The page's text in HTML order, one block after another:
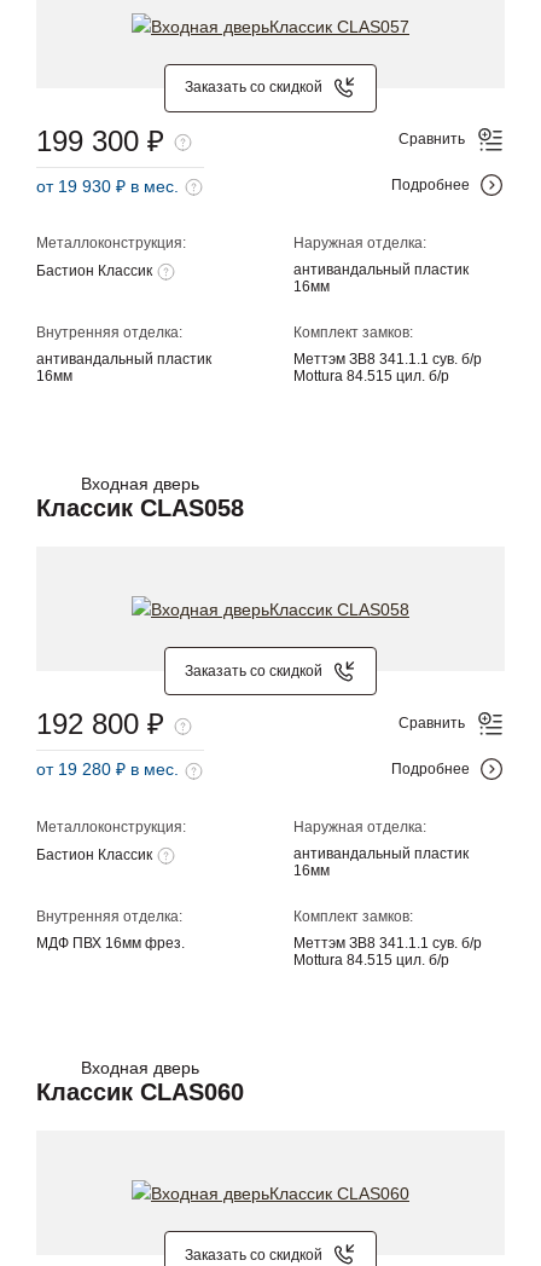
Заказать со скидкой
Металлоконструкция:
Бастион Классик
Наружная отделка:
антивандальный пластик
16мм
Внутренняя отделка:
антивандальный пластик
16мм
Комплект замков:
Меттэм ЗВ8 341.1.1 сув. б/р
Mottura 84.515 цил. б/р
199 300 ₽
от 19 930 ₽ в мес.
Сравнить
Подробнее
Входная дверь
Классик CLAS058
Заказать со скидкой
Металлоконструкция:
Бастион Классик
Наружная отделка:
антивандальный пластик
16мм
Внутренняя отделка:
МДФ ПВХ 16мм фрез.
Комплект замков:
Меттэм ЗВ8 341.1.1 сув. б/р
Mottura 84.515 цил. б/р
192 800 ₽
от 19 280 ₽ в мес.
Сравнить
Подробнее
Входная дверь
Классик CLAS060
Заказать со скидкой